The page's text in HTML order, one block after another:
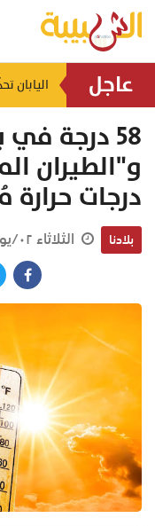
عاجل اليابان
58 درجة
و"الطيران
درجات حرارة
بلادنا الثلاثاء ٠٢/يونيو/٢٠٢٦ ١٦:٠٠ م